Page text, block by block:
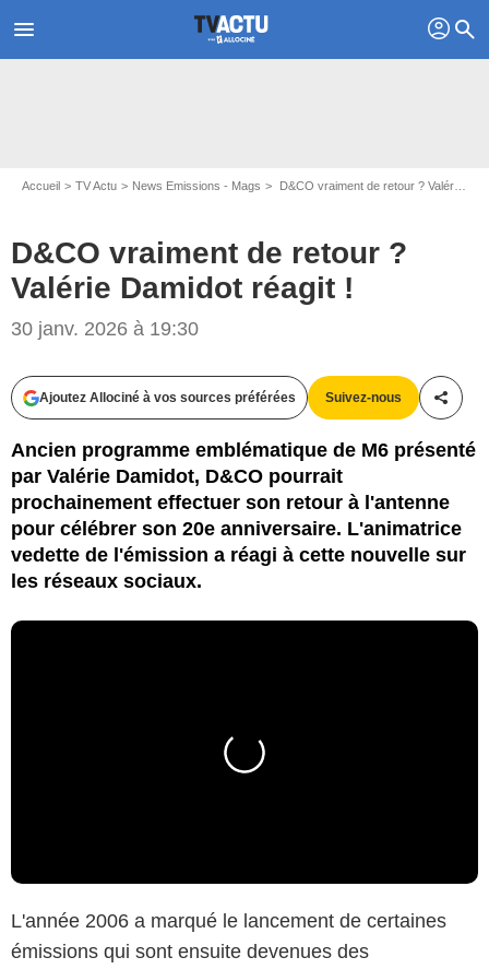
menu profil search
Accueil TV Actu News Emissions - Mags D&CO vraiment de retour ? Valérie Damidot réagit !
D&CO vraiment de retour ?
Valérie Damidot réagit !
30 janv. 2026 à 19:30
Ajoutez Allociné à vos sources préférées Suivez-nous
Ancien programme emblématique de M6 présenté
par Valérie Damidot, D&CO pourrait
prochainement effectuer son retour à l'antenne
pour célébrer son 20e anniversaire. L'animatrice
vedette de l'émission a réagi à cette nouvelle sur
les réseaux sociaux.
L'année 2006 a marqué le lancement de certaines
émissions qui sont ensuite devenues des